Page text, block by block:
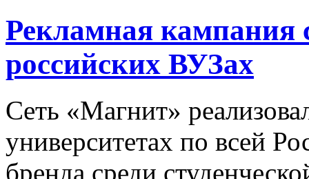
Рекламная кампания
российских ВУЗах
Сеть «Магнит»
университетах по всей
бренда среди